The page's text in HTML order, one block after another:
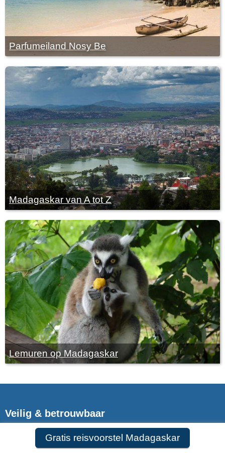
Gratis reisvoorstel Madagaskar
Parfumeiland Nosy Be
Madagaskar van A tot Z
Lemuren op Madagaskar
Veilig & betrouwbaar
ANVR,SGR,SGRZ & CF
9,8 in 569 reviews